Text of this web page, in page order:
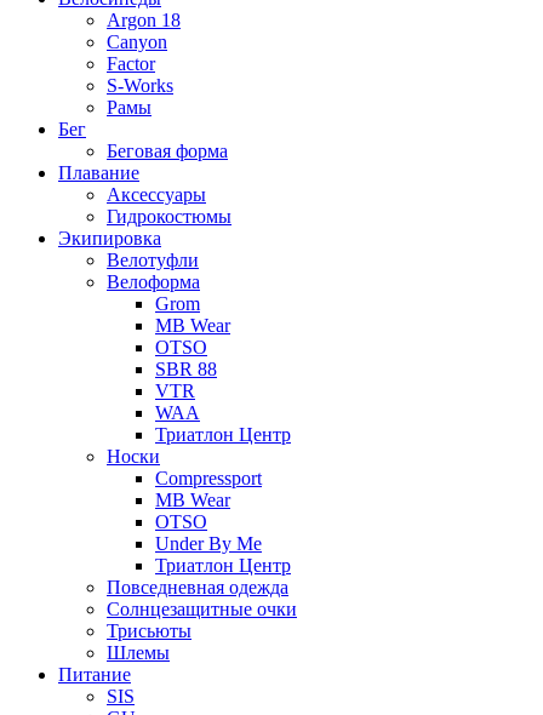
Argon 18
Canyon
Factor
S-Works
Рамы
Бег
Беговая форма
Плавание
Аксессуары
Гидрокостюмы
Экипировка
Велотуфли
Велоформа
Grom
MB Wear
OTSO
SBR 88
VTR
WAA
Триатлон Центр
Носки
Compressport
MB Wear
OTSO
Under By Me
Триатлон Центр
Повседневная одежда
Солнцезащитные очки
Трисьюты
Шлемы
Питание
SIS